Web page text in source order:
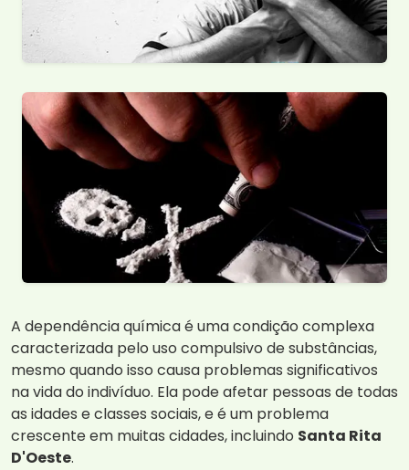
A dependência química é uma condição complexa
caracterizada pelo uso compulsivo de substâncias,
mesmo quando isso causa problemas significativos
na vida do indivíduo. Ela pode afetar pessoas de todas
as idades e classes sociais, e é um problema
crescente em muitas cidades, incluindo Santa Rita
D'Oeste.